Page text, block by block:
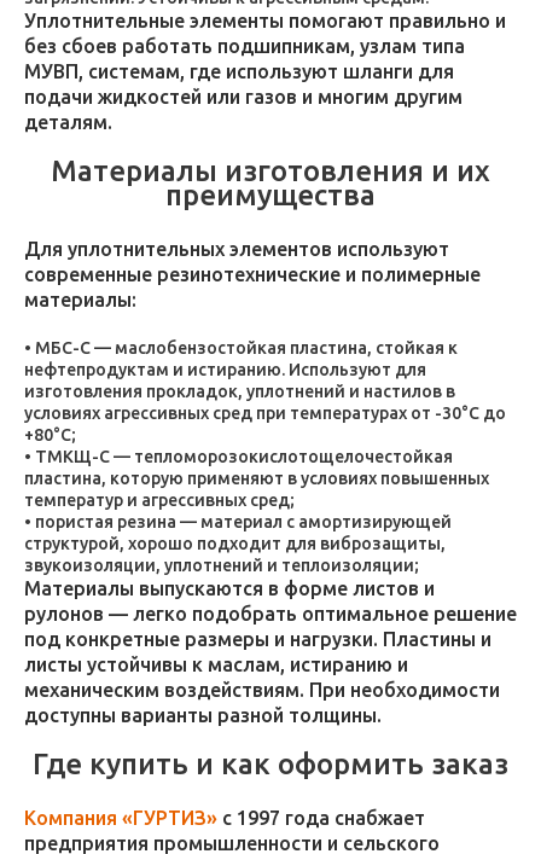
Уплотнительные элементы помогают правильно и
без сбоев работать подшипникам, узлам типа
МУВП, системам, где используют шланги для
подачи жидкостей или газов и многим другим
деталям.
Материалы изготовления и их
преимущества
Для уплотнительных элементов используют
современные резинотехнические и полимерные
материалы:
МБС-С — маслобензостойкая пластина, стойкая к
нефтепродуктам и истиранию. Используют для
изготовления прокладок, уплотнений и настилов в
условиях агрессивных сред при температурах от -30°C до
+80°C;
ТМКЩ-С — тепломорозокислотощелочестойкая
пластина, которую применяют в условиях повышенных
температур и агрессивных сред;
пористая резина — материал с амортизирующей
структурой, хорошо подходит для виброзащиты,
звукоизоляции, уплотнений и теплоизоляции;
Материалы выпускаются в форме листов и
рулонов — легко подобрать оптимальное решение
под конкретные размеры и нагрузки. Пластины и
листы устойчивы к маслам, истиранию и
механическим воздействиям. При необходимости
доступны варианты разной толщины.
Где купить и как оформить заказ
Компания «ГУРТИЗ» с 1997 года снабжает
предприятия промышленности и сельского